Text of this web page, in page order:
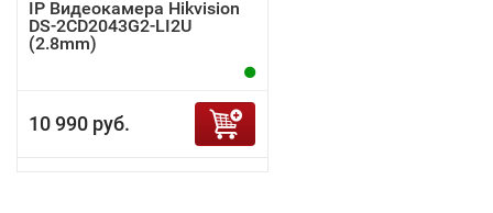
IP Видеокамера Hikvision
DS-2CD2043G2-LI2U
(2.8mm)
10 990 руб.